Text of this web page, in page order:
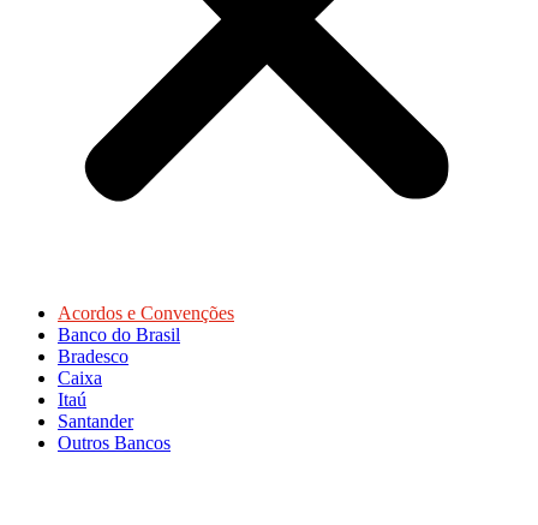
Acordos e Convenções
Banco do Brasil
Bradesco
Caixa
Itaú
Santander
Outros Bancos